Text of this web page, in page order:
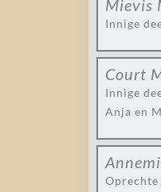
Mievis
Innige
Court
Innige
Anja en
Oprechte